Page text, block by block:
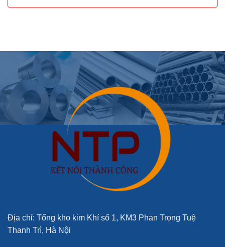
Địa chỉ: Tổng kho kim Khí số 1, KM3 Phan Trọng Tuệ
Thanh Trì, Hà Nội